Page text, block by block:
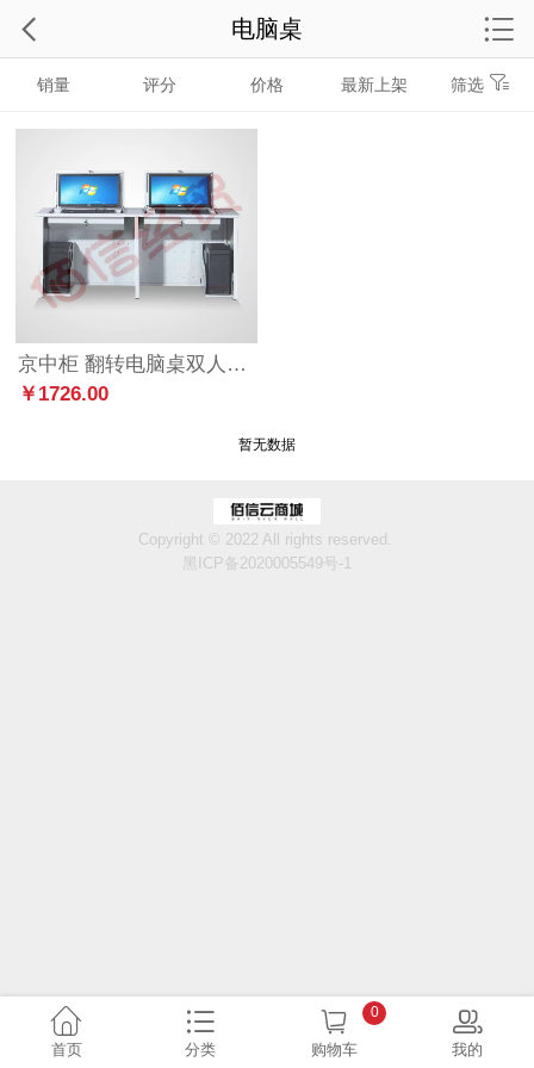
销量 评分 价格 最新上架 筛选
京中柜 翻转电脑桌双人160*60*78cm
￥1726.00
暂无数据
电脑桌
Copyright © 2022 All rights reserved.
黑ICP备2020005549号-1
首页 分类 购物车
0
我的